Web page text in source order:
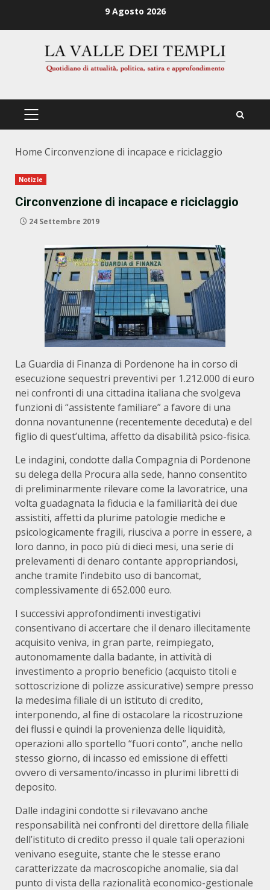
9 Agosto 2026
PRIMÄRES
Home Circonvenzione di incapace e riciclaggio
Notizie
Circonvenzione di incapace e riciclaggio
24 Settembre 2019
La Guardia di Finanza di Pordenone ha in corso di
esecuzione sequestri preventivi per 1.212.000 di euro
nei confronti di una cittadina italiana che svolgeva
funzioni di “assistente familiare” a favore di una
donna novantunenne (recentemente deceduta) e del
figlio di quest’ultima, affetto da disabilità psico-fisica.
Le indagini, condotte dalla Compagnia di Pordenone
su delega della Procura alla sede, hanno consentito
di preliminarmente rilevare come la lavoratrice, una
volta guadagnata la fiducia e la familiarità dei due
assistiti, affetti da plurime patologie mediche e
psicologicamente fragili, riusciva a porre in essere, a
loro danno, in poco più di dieci mesi, una serie di
prelevamenti di denaro contante appropriandosi,
anche tramite l’indebito uso di bancomat,
complessivamente di 652.000 euro.
I successivi approfondimenti investigativi
consentivano di accertare che il denaro illecitamente
acquisito veniva, in gran parte, reimpiegato,
autonomamente dalla badante, in attività di
investimento a proprio beneficio (acquisto titoli e
sottoscrizione di polizze assicurative) sempre presso
la medesima filiale di un istituto di credito,
interponendo, al fine di ostacolare la ricostruzione
dei flussi e quindi la provenienza delle liquidità,
operazioni allo sportello “fuori conto”, anche nello
stesso giorno, di incasso ed emissione di effetti
ovvero di versamento/incasso in plurimi libretti di
deposito.
Dalle indagini condotte si rilevavano anche
responsabilità nei confronti del direttore della filiale
dell’istituto di credito presso il quale tali operazioni
venivano eseguite, stante che le stesse erano
caratterizzate da macroscopiche anomalie, sia dal
punto di vista della razionalità economico-gestionale